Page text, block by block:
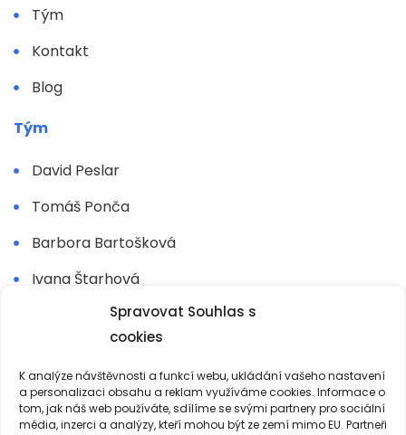
Spravovat Souhlas s
cookies
K analýze návštěvnosti a funkcí webu, ukládání vašeho nastavení
a personalizaci obsahu a reklam využíváme cookies. Informace o
tom, jak náš web používáte, sdílíme se svými partnery pro sociální
média, inzerci a analýzy, kteří mohou být ze zemí mimo EU. Partneři
Tým
Kontakt
Blog
Tým
David Peslar
Tomáš Ponča
Barbora Bartošková
Ivana Štarhová
Jarmila Boháčková
Další kolegové
Sledujte mě